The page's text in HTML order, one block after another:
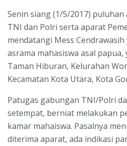
Senin siang (1/5/2017)
TNI dan Polri serta aparat
mendatangi Mess
asrama mahasiswa asal
Taman Hiburan, Kelurahan
Kecamatan Kota Utara, Kota
Patugas gabungan TNI/Polri
setempat, berniat melakukan
kamar mahaiswa. Pasalnya
diterima aparat, ada indikasi